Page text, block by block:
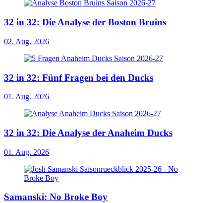
32 in 32: Die Analyse der Boston Bruins
02. Aug. 2026
32 in 32: Fünf Fragen bei den Ducks
01. Aug. 2026
32 in 32: Die Analyse der Anaheim Ducks
01. Aug. 2026
Samanski: No Broke Boy